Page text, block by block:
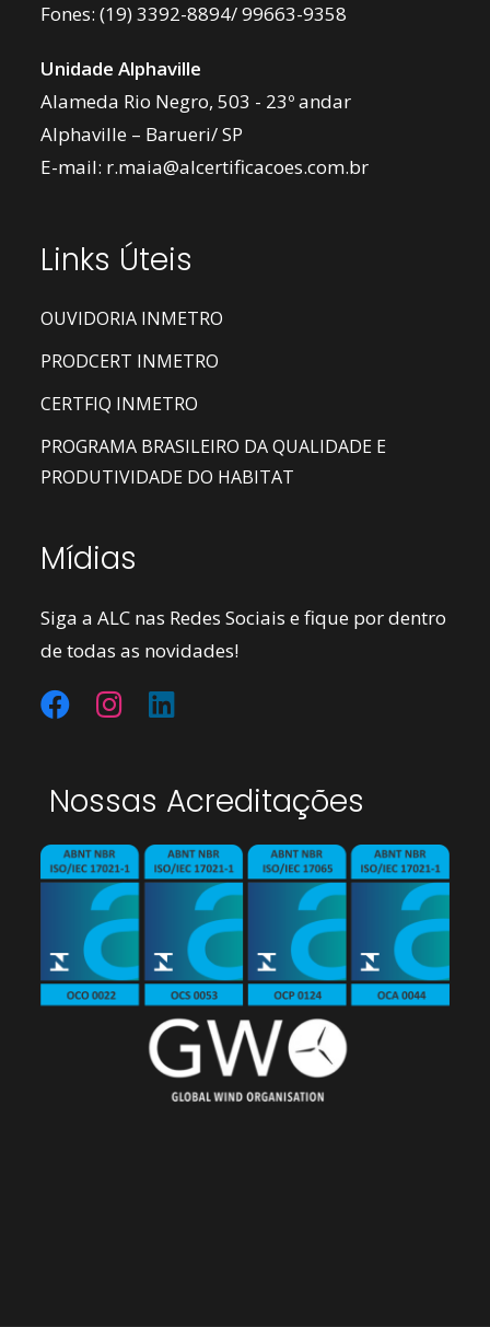
Fones:(19) 3392-8894/99663-9358
Unidade Alphaville
Alameda Rio Negro, 503 - 23º andar
Alphaville – Barueri/ SP
E-mail: r.maia@alcertificacoes.com.br
Links Úteis
OUVIDORIA INMETRO
PRODCERT INMETRO
CERTFIQ INMETRO
PROGRAMA BRASILEIRO DA QUALIDADE E
PRODUTIVIDADE DO HABITAT
Mídias
Siga a ALC nas Redes Sociais e fique por dentro
de todas as novidades!
Nossas Acreditações